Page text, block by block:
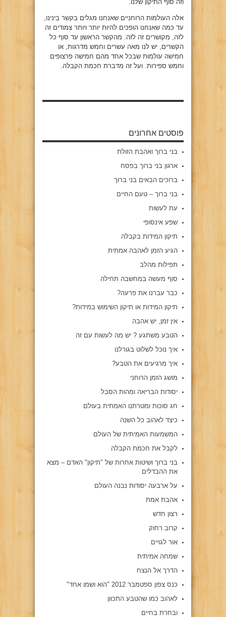
וזה סוף התיקון שלנו.
אלה העולמות הרוחניים שאנחנו מגלים בקשר בינינו,
עד כמה שאנחנו הופכים להיות יותר ויותר צמודים זה
לזה, מקושרים זה לזה. מהקשר הראשון עד סוף כל
הקשרים, יש לנו מאה עשרים וחמש מדרגות, או
חמישה עולמות שבכל אחד מהם חמישה פרצופים
וחמש ספירות. ועל זה מדברת חכמת הקבלה.
פוסטים אחרונים
בני ברוך ואהבת הזולת
ארגון בני ברוך בפסח
ברוכים הבאים בני ברוך
בני ברוך – טעם החיים
עת לעשות
שפע אינסופי
תיקון המידות בקבלה
הגיע הזמן לאהבה אמתית
תפילות מהלב
סוף מעשה במחשבה תחילה
כבר עברנו את פרעה?
תיקון המידות או תיקון השימוש במידות?
אין זמן, יש אהבה
הטבע משתגע ? יש מה לעשות עם זה
איך נוכל לשלוט בגורלנו
איך מרגיעים את הטבע?
מושג הזמן הרוחני
יסודות הבריאה ומהות הסבל
חג סוכות ומטרתנו האמתית בעולם
כיצד לאהוב כל השנה
המשמעות האמיתית של העולם
לקבל את חכמת הקבלה
בני ברוך ושיטות אחרות של "תיקון" האדם – מצא
את ההבדלים
על ארבעה יסודות נבנה העולם
אהבת אמת
רצון חדש
קרוב רחוק
אור לגויים
שמחה אמיתית
הדרך אל הנצח
כנס צפון ספטמבר 2012 "הוא ושמו אחד"
לאהוב כמו שהטבע התכוון
ובחרת בחיים